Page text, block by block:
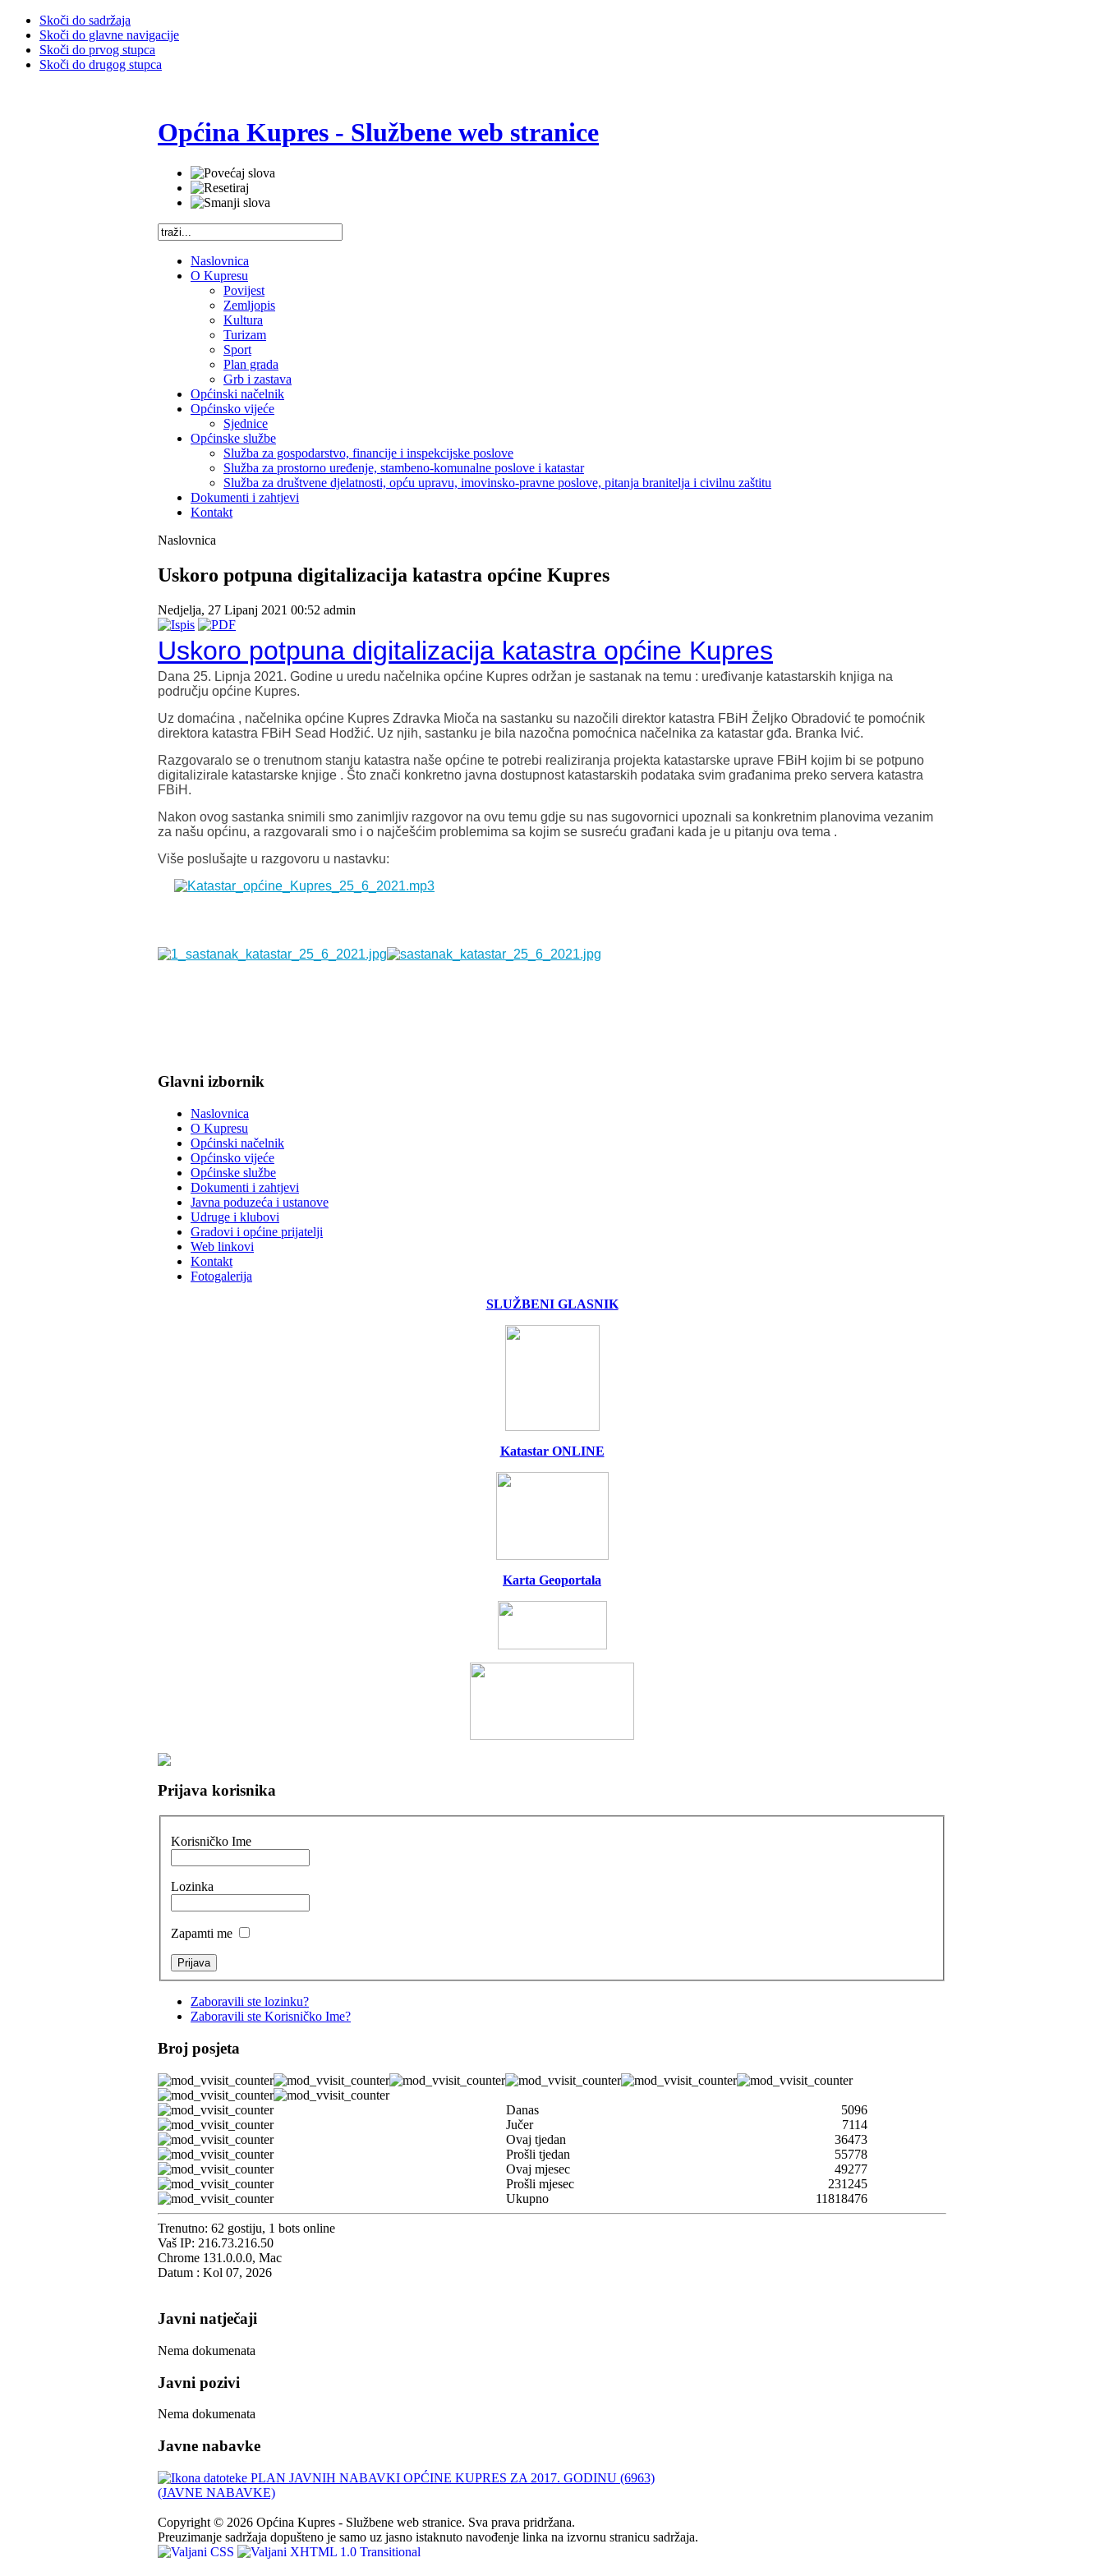
Skoči do sadržaja
Skoči do glavne navigacije
Skoči do prvog stupca
Skoči do drugog stupca
Općina Kupres - Službene web stranice
Naslovnica
O Kupresu
Povijest
Zemljopis
Kultura
Turizam
Sport
Plan grada
Grb i zastava
Općinski načelnik
Općinsko vijeće
Sjednice
Općinske službe
Služba za gospodarstvo, financije i inspekcijske poslove
Služba za prostorno uređenje, stambeno-komunalne poslove i katastar
Služba za društvene djelatnosti, opću upravu, imovinsko-pravne poslove, pitanja branitelja i civilnu zaštitu
Dokumenti i zahtjevi
Kontakt
Naslovnica
Uskoro potpuna digitalizacija katastra općine Kupres
Nedjelja, 27 Lipanj 2021 00:52 admin
Uskoro potpuna digitalizacija katastra općine Kupres
Dana 25. Lipnja 2021. Godine u uredu načelnika općine Kupres održan je sastanak na temu : uređivanje katastarskih knjiga na
području općine Kupres.
Uz domaćina , načelnika općine Kupres Zdravka Mioča na sastanku su nazočili direktor katastra FBiH Željko Obradović te pomoćnik
direktora katastra FBiH Sead Hodžić. Uz njih, sastanku je bila nazočna pomoćnica načelnika za katastar gđa. Branka Ivić.
Razgovaralo se o trenutnom stanju katastra naše općine te potrebi realiziranja projekta katastarske uprave FBiH kojim bi se potpuno
digitalizirale katastarske knjige . Što znači konkretno javna dostupnost katastarskih podataka svim građanima preko servera katastra
FBiH.
Nakon ovog sastanka snimili smo zanimljiv razgovor na ovu temu gdje su nas sugovornici upoznali sa konkretnim planovima vezanim
za našu općinu, a razgovarali smo i o najčešćim problemima sa kojim se susreću građani kada je u pitanju ova tema .
Više poslušajte u razgovoru u nastavku:
Glavni izbornik
Naslovnica
O Kupresu
Općinski načelnik
Općinsko vijeće
Općinske službe
Dokumenti i zahtjevi
Javna poduzeća i ustanove
Udruge i klubovi
Gradovi i općine prijatelji
Web linkovi
Kontakt
Fotogalerija
SLUŽBENI GLASNIK
Katastar ONLINE
Karta Geoportala
Prijava korisnika
Korisničko Ime
Lozinka
Zapamti me
Zaboravili ste lozinku?
Zaboravili ste Korisničko Ime?
Broj posjeta
Danas
5096
Jučer
7114
Ovaj tjedan
36473
Prošli tjedan
55778
Ovaj mjesec
49277
Prošli mjesec
231245
Ukupno
11818476
Trenutno: 62 gostiju, 1 bots online
Vaš IP: 216.73.216.50
Chrome 131.0.0.0, Mac
Datum : Kol 07, 2026
Javni natječaji
Nema dokumenata
Javni pozivi
Nema dokumenata
Javne nabavke
PLAN JAVNIH NABAVKI OPĆINE KUPRES ZA 2017. GODINU (6963)
(JAVNE NABAVKE)
Copyright © 2026 Općina Kupres - Službene web stranice. Sva prava pridržana.
Preuzimanje sadržaja dopušteno je samo uz jasno istaknuto navođenje linka na izvornu stranicu sadržaja.